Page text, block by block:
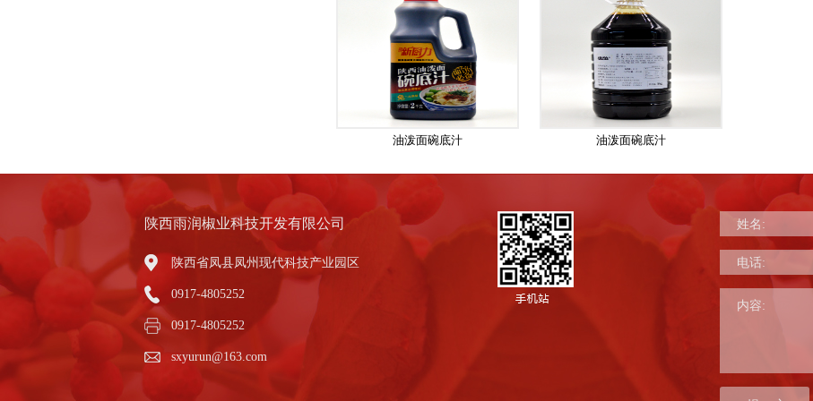
油泼面碗底汁 油泼面碗底汁
陕西雨润椒业科技开发有限公司
陕西省凤县凤州现代科技产业园区
0917-4805252
0917-4805252
sxyurun@163.com
姓名:
电话:
内容: